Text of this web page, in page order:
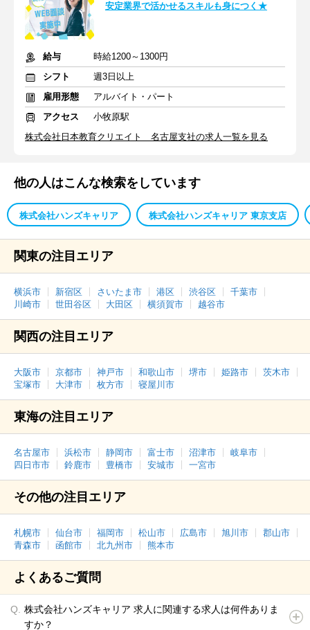
安定業界で活かせるスキルも身につく★
給与
時給1200～1300円
シフト
週3日以上
雇用形態
アルバイト・パート
アクセス
小牧原駅
株式会社日本教育クリエイト 名古屋支社の求人一覧を見る
他の人はこんな検索をしています
株式会社ハンズキャリア 株式会社ハンズキャリア 東京支店
関東の注目エリア
横浜市 新宿区 さいたま市 港区 渋谷区
千葉市
川崎市
世田谷区 大田区 横須賀市 越谷市
関西の注目エリア
大阪市 京都市 神戸市 和歌山市 堺市 姫路市
茨木市
宝塚市
大津市 枚方市 寝屋川市
東海の注目エリア
名古屋市 浜松市 静岡市 富士市 沼津市
岐阜市
四日市市
鈴鹿市 豊橋市 安城市 一宮市
その他の注目エリア
札幌市 仙台市 福岡市 松山市 広島市 旭川市
郡山市
青森市
函館市 北九州市 熊本市
よくあるご質問
株式会社ハンズキャリア 求人に関連する求人は何件ありま
すか？